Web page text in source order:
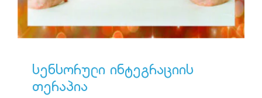
სენსორული ინტეგრაციის
თერაპია